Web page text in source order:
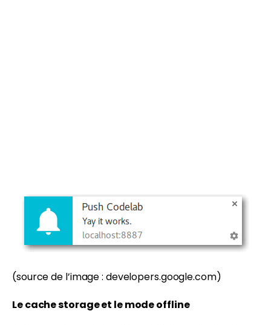
(source de l’image : developers.google.com)
Le cache storage et le mode offline